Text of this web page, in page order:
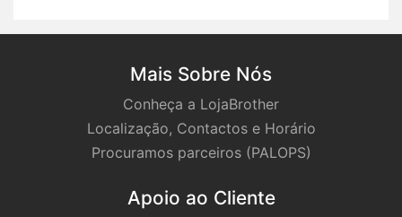
Mais Sobre Nós
Conheça a LojaBrother
Localização, Contactos e Horário
Procuramos parceiros (PALOPS)
Apoio ao Cliente